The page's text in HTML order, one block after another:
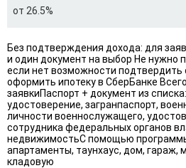
от 26.5%
Без подтверждения дохода: для
и один документ на выбор Не
если нет возможности
оформить ипотеку в СберБанке
заявкиПаспорт + документ из
удостоверение, загранпаспорт,
личности военнослужащего,
сотрудника федеральных органов
недвижимостьС помощью
апартаменты, таунхаус, дом, гараж,
кладовую